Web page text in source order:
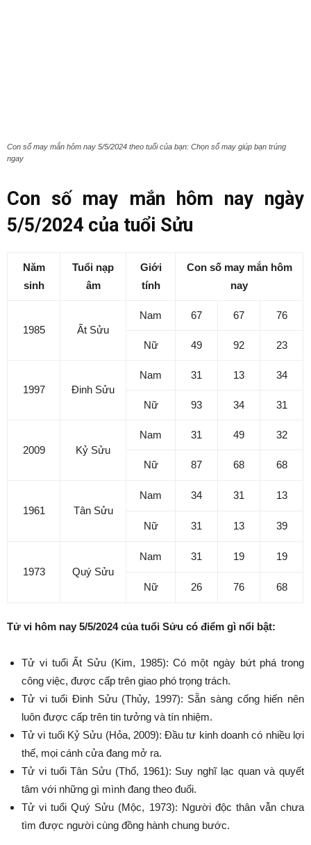
Con số may mắn hôm nay 5/5/2024 theo tuổi của bạn: Chọn số may giúp bạn trúng
ngay
Con số may mắn hôm nay ngày
5/5/2024 của tuổi Sửu
Năm
sinh
Tuổi nạp
âm
Giới
tính
Con số may mắn hôm
nay
1985 Ất Sửu
Nam 67 67 76
Nữ 49 92 23
1997 Đinh Sửu
Nam 31 13 34
Nữ 93 34 31
2009 Kỷ Sửu
Nam 31 49 32
Nữ 87 68 68
1961 Tân Sửu
Nam 34 31 13
Nữ 31 13 39
1973 Quý Sửu
Nam 31 19 19
Nữ 26 76 68
Tử vi hôm nay 5/5/2024 của tuổi Sửu có điểm gì nổi bật:
Tử vi tuổi Ất Sửu (Kim, 1985): Có một ngày bứt phá trong
công việc, được cấp trên giao phó trọng trách.
Tử vi tuổi Đinh Sửu (Thủy, 1997): Sẵn sàng cống hiến nên
luôn được cấp trên tin tưởng và tín nhiệm.
Tử vi tuổi Kỷ Sửu (Hỏa, 2009): Đầu tư kinh doanh có nhiều lợi
thế, mọi cánh cửa đang mở ra.
Tử vi tuổi Tân Sửu (Thổ, 1961): Suy nghĩ lạc quan và quyết
tâm với những gì mình đang theo đuổi.
Tử vi tuổi Quý Sửu (Mộc, 1973): Người độc thân vẫn chưa
tìm được người cùng đồng hành chung bước.